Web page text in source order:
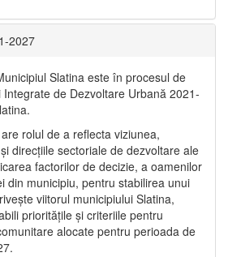
2027
Slatina este în procesul de
de Dezvoltare Urbană 2021‐
rolul de a reflecta viziunea,
direcțiile sectoriale de dezvoltare ale
factorilor de decizie, a oamenilor
din municipiu, pentru stabilirea unui
viitorul municipiului Slatina,
prioritățile și criteriile pentru
alocate pentru perioada de